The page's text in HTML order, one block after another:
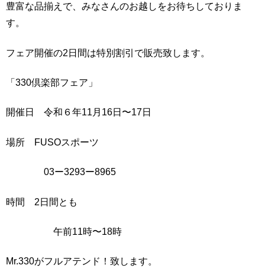
豊富な品揃えで、みなさんのお越しをお待ちしておりま
す。
フェア開催の2日間は特別割引で販売致します。
「330倶楽部フェア」
開催日 令和６年11月16日〜17日
場所 FUSOスポーツ
03ー3293ー8965
時間 2日間とも
午前11時〜18時
Mr.330がフルアテンド！致します。